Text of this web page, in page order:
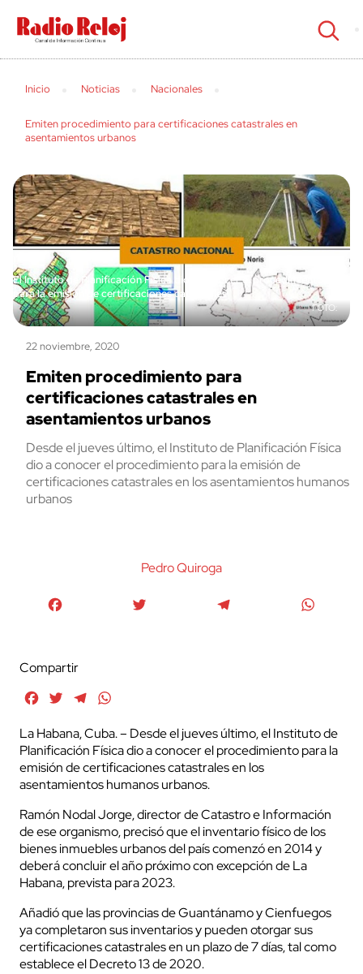
cerrar
Inicio Noticias Nacionales
Emiten procedimiento para certificaciones catastrales en
asentamientos urbanos
El Instituto de Planificación Física dio a conocer el procedimiento
para la emisión de certificaciones catastrales
22 noviembre, 2020
Emiten procedimiento para
certificaciones catastrales en
asentamientos urbanos
Desde el jueves último, el Instituto de Planificación Física
dio a conocer el procedimiento para la emisión de
certificaciones catastrales en los asentamientos humanos
urbanos
Pedro Quiroga
Compartir
FacebookTwitterTelegram
La Habana, Cuba. – Desde el jueves último, el Instituto de
Planificación Física dio a conocer el procedimiento para la
emisión de certificaciones catastrales en los
asentamientos humanos urbanos.
Ramón Nodal Jorge, director de Catastro e Información
de ese organismo, precisó que el inventario físico de los
bienes inmuebles urbanos del país comenzó en 2014 y
deberá concluir el año próximo con excepción de La
Habana, prevista para 2023.
Añadió que las provincias de Guantánamo y Cienfuegos
ya completaron sus inventarios y pueden otorgar sus
certificaciones catastrales en un plazo de 7 días, tal como
establece el Decreto 13 de 2020.